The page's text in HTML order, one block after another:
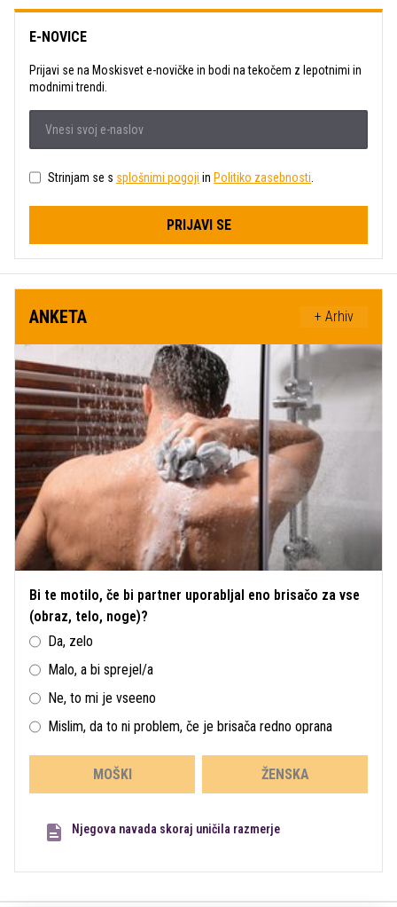
E-NOVICE
Prijavi se na Moskisvet e-novičke in bodi na tekočem z lepotnimi in
modnimi trendi.
Strinjam se s splošnimi pogoji in Politiko zasebnosti
PRIJAVI SE
ANKETA + Arhiv
Bi te motilo, če bi partner uporabljal eno brisačo za vse
(obraz, telo, noge)?
Da, zelo
Malo, a bi sprejel/a
Ne, to mi je vseeno
Mislim, da to ni problem, če je brisača redno oprana
MOŠKI ŽENSKA
Njegova navada skoraj uničila razmerje